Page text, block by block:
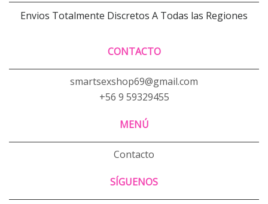
Envios Totalmente Discretos A Todas las Regiones
CONTACTO
smartsexshop69@gmail.com
+56 9 59329455
MENÚ
Contacto
SÍGUENOS